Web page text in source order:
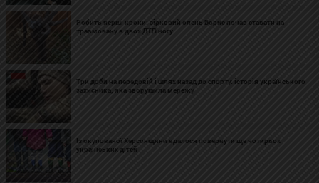
Робить перші кроки: зірковий олень Борис почав ставати на
травмовану в двох ДТП ногу
Три доби на передовій і шлях назад до спорту: історія українського
захисника, яка зворушила мережу
Із окупованої Херсонщини вдалося повернути ще чотирьох
українських дітей